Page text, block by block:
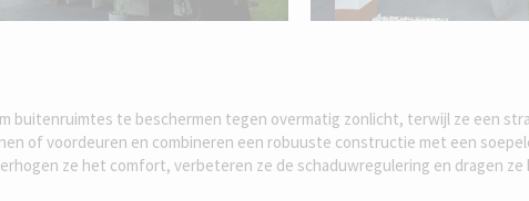
buitenruimtes te beschermen tegen overmatig zonlicht, terwijl ze een
of voordeuren en combineren een robuuste constructie met een
ze het comfort, verbeteren ze de schaduwregulering en dragen